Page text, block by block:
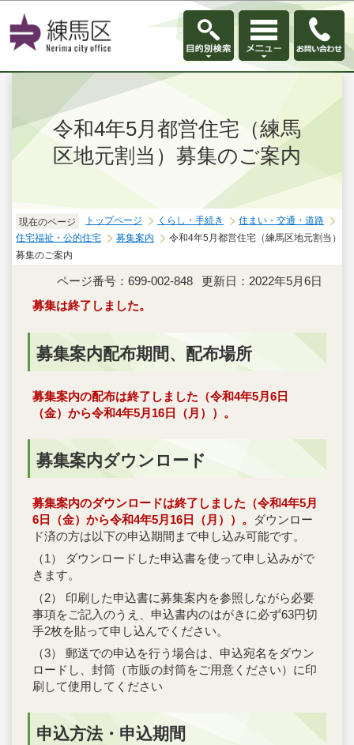
このページの本文へ移動
令和4年5月都営住宅（練馬
区地元割当）募集のご案内
現在のページ トップページ くらし・手続き
住まい・交通・道路
住宅福祉・公的住宅
募集案内
令和4年5月都営住宅（練馬区地元割当）
募集のご案内
ページ番号：699-002-848
更新日：2022年5月6日
募集は終了しました。
募集案内配布期間、配布場所
募集案内の配布は終了しました（令和4年5月6日
（金）から令和4年5月16日（月））。
募集案内ダウンロード
募集案内のダウンロードは終了しました（令和4年5月
6日（金）から令和4年5月16日（月））。
ダウンロー
ド済の方は以下の申込期間まで申し込み可能です。
（1） ダウンロードした申込書を使って申し込みがで
きます。
（2） 印刷した申込書に募集案内を参照しながら必要
事項をご記入のうえ、申込書内のはがきに必ず63円切
手2枚を貼って申し込んでください。
（3） 郵送での申込を行う場合は、申込宛名をダウン
ロードし、封筒（市販の封筒をご用意ください）に印
刷して使用してください
申込方法・申込期間